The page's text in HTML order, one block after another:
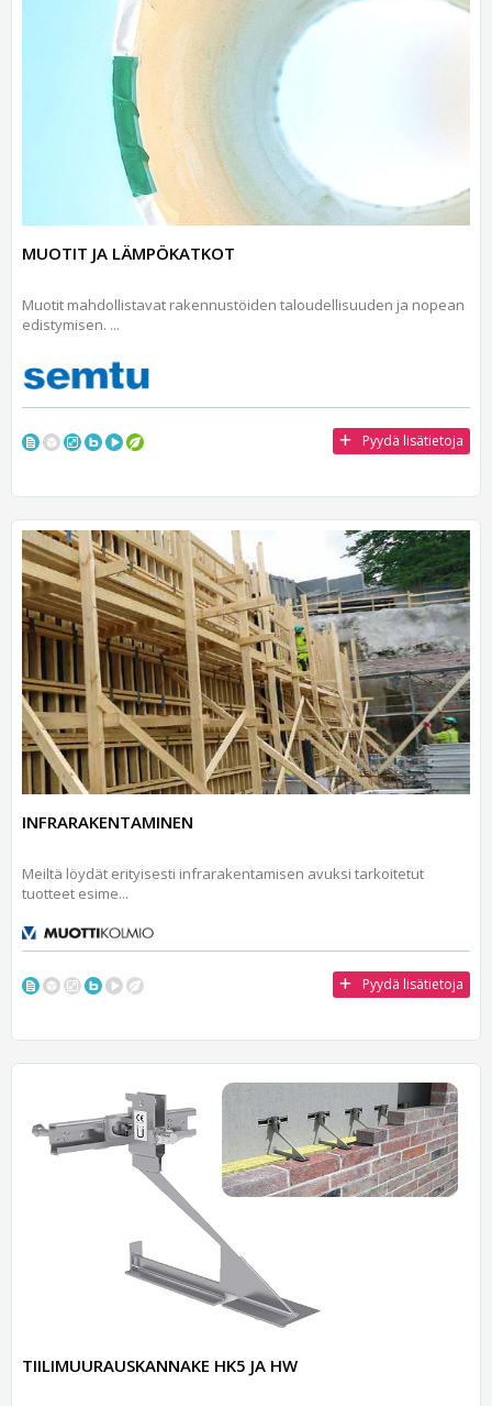
MUOTIT JA LÄMPÖKATKOT
Muotit mahdollistavat rakennustöiden taloudellisuuden ja nopean
edistymisen. ...
Pyydä lisätietoja
INFRARAKENTAMINEN
Meiltä löydät erityisesti infrarakentamisen avuksi tarkoitetut
tuotteet esime...
Pyydä lisätietoja
TIILIMUURAUSKANNAKE HK5 JA HW